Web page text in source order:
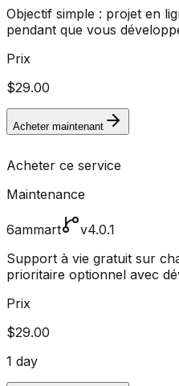
Objectif simple : projet en
pendant que vous
Prix
$29.00
Acheter maintenant
Acheter ce service
Maintenance
6ammart
v4.0.1
Support à vie gratuit sur
prioritaire optionnel avec
Prix
$29.00
1 day